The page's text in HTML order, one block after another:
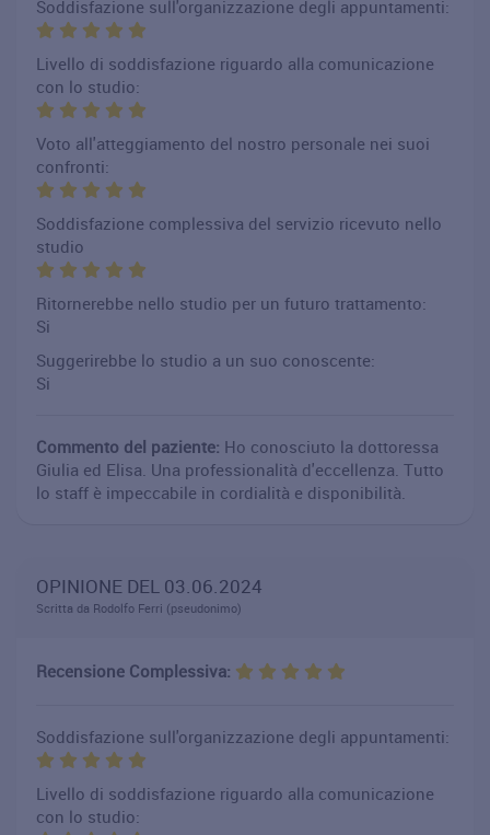
Soddisfazione sull'organizzazione degli appuntamenti:
Livello di soddisfazione riguardo alla comunicazione
con lo studio:
Voto all'atteggiamento del nostro personale nei suoi
confronti:
Soddisfazione complessiva del servizio ricevuto nello
studio
Ritornerebbe nello studio per un futuro trattamento:
Si
Suggerirebbe lo studio a un suo conoscente:
Si
Commento del paziente: Ho conosciuto la dottoressa
Giulia ed Elisa. Una professionalità d'eccellenza. Tutto
lo staff è impeccabile in cordialità e disponibilità.
OPINIONE DEL 03.06.2024
Scritta da Rodolfo Ferri (pseudonimo)
Recensione Complessiva:
Soddisfazione sull'organizzazione degli appuntamenti:
Livello di soddisfazione riguardo alla comunicazione
con lo studio: